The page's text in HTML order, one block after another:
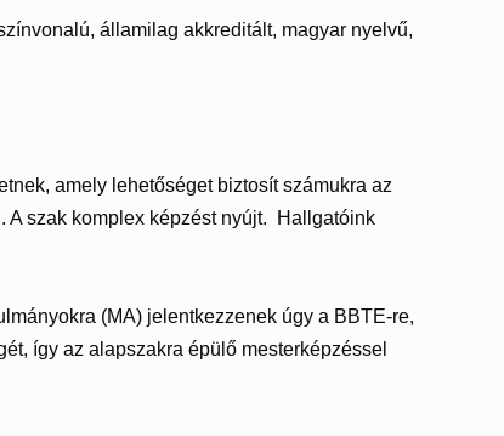
államilag akkreditált, magyar nyelvű,
amely lehetőséget biztosít számukra az
szak komplex képzést nyújt. Hallgatóink
(MA) jelentkezzenek úgy a BBTE-re,
így az alapszakra épülő mesterképzéssel